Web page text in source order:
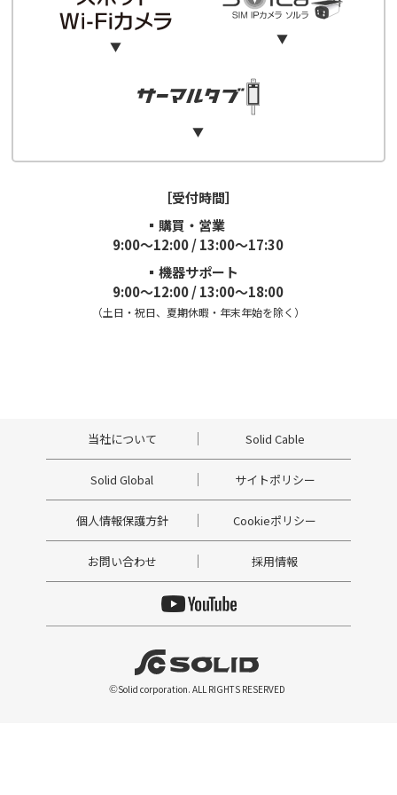
（音声ガイダンス：２）
▼
（音声ガイダンス：３）
▼
▼
0120-223-323
［受付時間］
▪購買・営業
9:00～12:00 / 13:00～17:30
▪機器サポート
9:00～12:00 / 13:00～18:00
（土日・祝日、夏期休暇・年末年始を除く）
当社について Solid Cable
Solid Global サイトポリシー
個人情報保護方針 Cookieポリシー
お問い合わせ 採用情報
©Solid corporation. ALL RIGHTS RESERVED